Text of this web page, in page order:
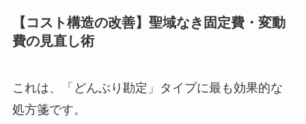
【コスト構造の改善】聖域なき固定費・変動
費の見直し術
これは、「どんぶり勘定」タイプに最も効果的な
処方箋です。